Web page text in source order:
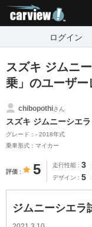
ログイン
スズキ ジムニ
乗」のユーザー
chibopothiさん
スズキ ジムニーシエラ
グレード：- 2018年式
乗車形式：マイカー
評価 5 走行性能 3
デザイン 5
ジムニーシエラ